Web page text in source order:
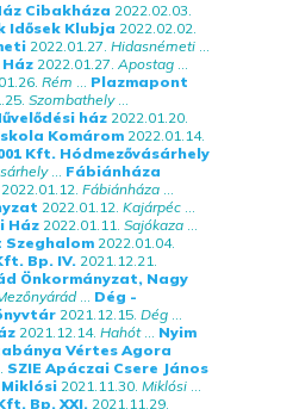
Cibakháza 2022.02.03.
Idősek Klubja 2022.02.02.
2022.01.27. Hidasnémeti ...
2022.01.27. Apostag ...
Rém ... Plazmapont
Szombathely...
ház 2022.01.20.
Komárom 2022.01.14.
Kft. Hódmezővásárhely
... Fábiánháza
2022.01.12. Fábiánháza ...
2022.01.12. Kajárpéc ...
Ház 2022.01.11. Sajókaza ...
2022.01.04.
Bp. IV. 2021.12.21.
Önkormányzat, Nagy
... Dég -
2021.12.15. Dég ...
2021.12.14. Hahót... Nyim
Vértes Agora
SZIE Apáczai Csere János
Miklósi 2021.11.30. Miklósi ...
Bp. XXI. 2021.11.29.